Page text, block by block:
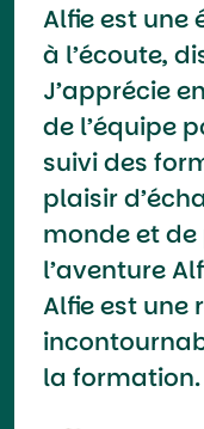
Alfie est une
à l’écoute,
J’apprécie
de l’équipe
suivi des
plaisir
monde et
l’aventure
Alfie est une
la formation.